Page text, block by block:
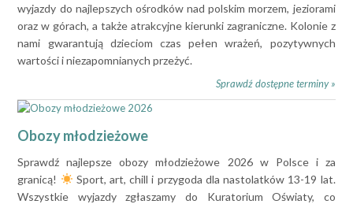
wyjazdy do najlepszych ośrodków nad polskim morzem, jeziorami
oraz w górach, a także atrakcyjne kierunki zagraniczne. Kolonie z
nami gwarantują dzieciom czas pełen wrażeń, pozytywnych
wartości i niezapomnianych przeżyć.
Sprawdź dostępne terminy »
Obozy młodzieżowe
Sprawdź najlepsze obozy młodzieżowe 2026 w Polsce i za
granicą!
Sport, art, chill i przygoda dla nastolatków 13-19 lat.
Wszystkie wyjazdy zgłaszamy do Kuratorium Oświaty, co